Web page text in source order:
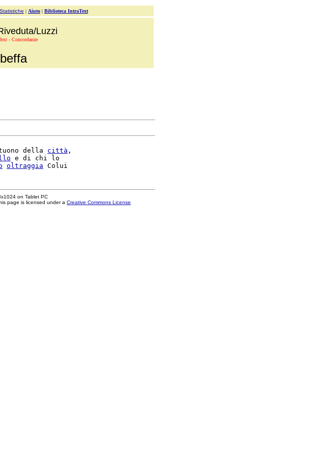
Statistiche | Aiuto | Biblioteca IntraText
Luzzi
- Concordanze
beffa
della città ,
e di chi lo
oltraggia
on Tablet PC
page is licensed under a Creative Commons License